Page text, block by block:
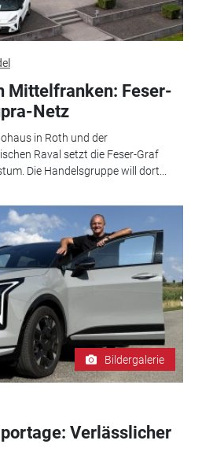
Mittelfranken: Feser-
Netz
in Roth und der
Raval setzt die Feser-Graf
Die Handelsgruppe will dort...
Bildergalerie
Verlässlicher